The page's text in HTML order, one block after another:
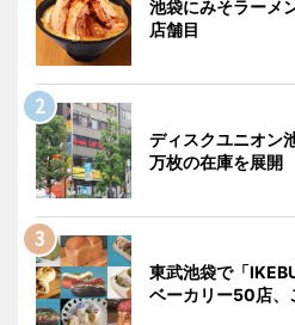
池袋にみそラーメ
店舗目
ディスクユニオン
万枚の在庫を展開
東武池袋で「
ベーカリー50店